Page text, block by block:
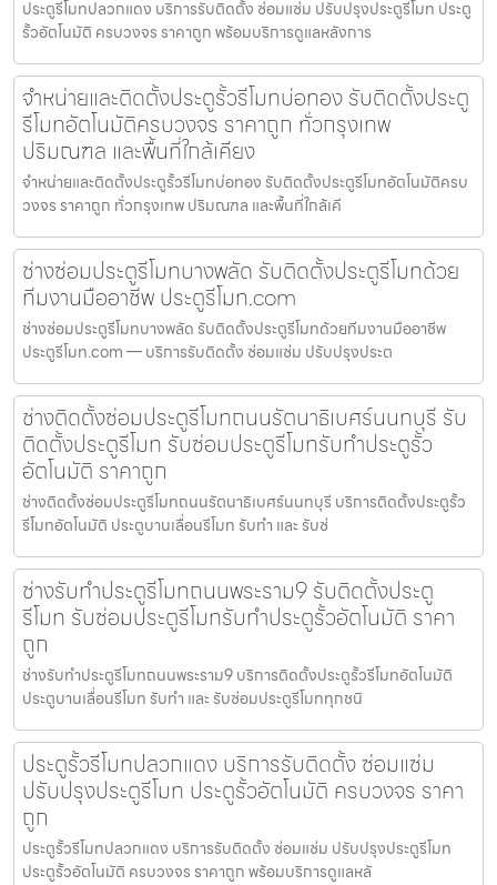
ประตูรีโมทปลวกแดง บริการรับติดตั้ง ซ่อมแซ่ม ปรับปรุงประตูรีโมท ประตู
รั้วอัตโนมัติ ครบวงจร ราคาถูก พร้อมบริการดูแลหลังการ
จำหน่ายและติดตั้งประตูรั้วรีโมทบ่อทอง รับติดตั้งประตู
รีโมทอัตโนมัติครบวงจร ราคาถูก ทั่วกรุงเทพ
ปริมณฑล และพื้นที่ใกล้เคียง
จำหน่ายและติดตั้งประตูรั้วรีโมทบ่อทอง รับติดตั้งประตูรีโมทอัตโนมัติครบ
วงจร ราคาถูก ทั่วกรุงเทพ ปริมณฑล และพื้นที่ใกล้เคี
ช่างซ่อมประตูรีโมทบางพลัด รับติดตั้งประตูรีโมทด้วย
ทีมงานมืออาชีพ ประตูรีโมท.com
ช่างซ่อมประตูรีโมทบางพลัด รับติดตั้งประตูรีโมทด้วยทีมงานมืออาชีพ
ประตูรีโมท.com — บริการรับติดตั้ง ซ่อมแซ่ม ปรับปรุงประต
ช่างติดตั้งซ่อมประตูรีโมทถนนรัตนาธิเบศร์นนทบุรี รับ
ติดตั้งประตูรีโมท รับซ่อมประตูรีโมทรับทำประตูรั้ว
อัตโนมัติ ราคาถูก
ช่างติดตั้งซ่อมประตูรีโมทถนนรัตนาธิเบศร์นนทบุรี บริการติดตั้งประตูรั้ว
รีโมทอัตโนมัติ ประตูบานเลื่อนรีโมท รับทำ และ รับซ่
ช่างรับทำประตูรีโมทถนนพระราม9 รับติดตั้งประตู
รีโมท รับซ่อมประตูรีโมทรับทำประตูรั้วอัตโนมัติ ราคา
ถูก
ช่างรับทำประตูรีโมทถนนพระราม9 บริการติดตั้งประตูรั้วรีโมทอัตโนมัติ
ประตูบานเลื่อนรีโมท รับทำ และ รับซ่อมประตูรีโมททุกชนิ
ประตูรั้วรีโมทปลวกแดง บริการรับติดตั้ง ซ่อมแซ่ม
ปรับปรุงประตูรีโมท ประตูรั้วอัตโนมัติ ครบวงจร ราคา
ถูก
ประตูรั้วรีโมทปลวกแดง บริการรับติดตั้ง ซ่อมแซ่ม ปรับปรุงประตูรีโมท
ประตูรั้วอัตโนมัติ ครบวงจร ราคาถูก พร้อมบริการดูแลหลั